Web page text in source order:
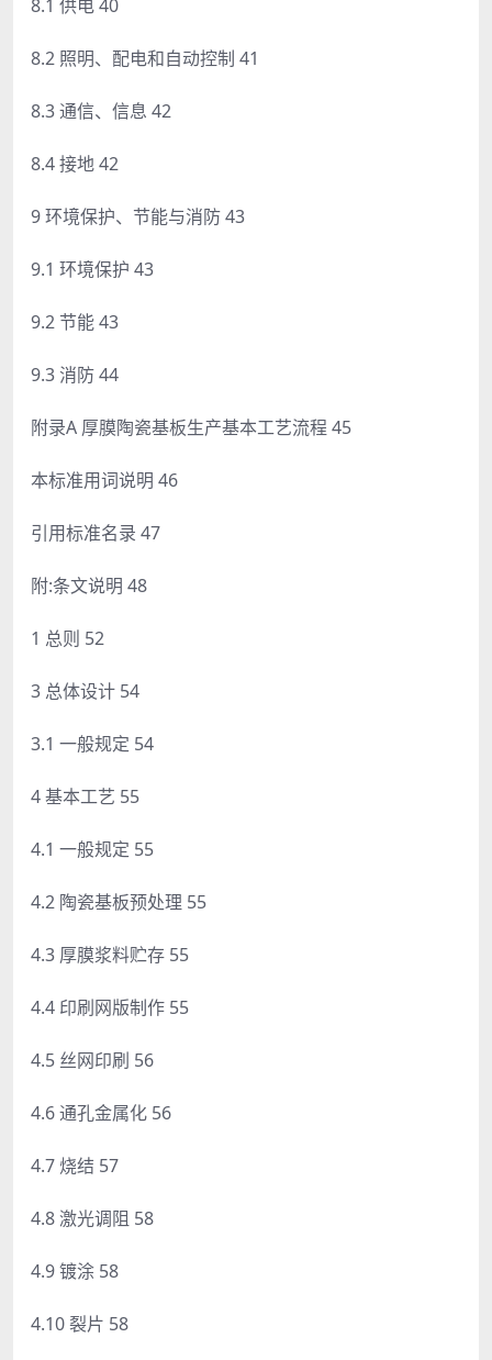
8.1 供电 40
8.2 照明、配电和自动控制 41
8.3 通信、信息 42
8.4 接地 42
9 环境保护、节能与消防 43
9.1 环境保护 43
9.2 节能 43
9.3 消防 44
附录A 厚膜陶瓷基板生产基本工艺流程 45
本标准用词说明 46
引用标准名录 47
附:条文说明 48
1 总则 52
3 总体设计 54
3.1 一般规定 54
4 基本工艺 55
4.1 一般规定 55
4.2 陶瓷基板预处理 55
4.3 厚膜浆料贮存 55
4.4 印刷网版制作 55
4.5 丝网印刷 56
4.6 通孔金属化 56
4.7 烧结 57
4.8 激光调阻 58
4.9 镀涂 58
4.10 裂片 58